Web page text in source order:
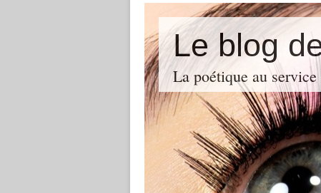
Le blog
La poétique au